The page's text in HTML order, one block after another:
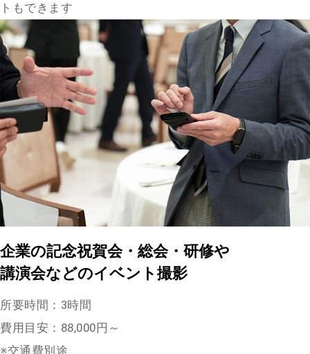
トもできます
企業の記念祝賀会・総会・研修や
講演会などのイベント撮影
所要時間：3時間
費用目安：88,000円～
※交通費別途